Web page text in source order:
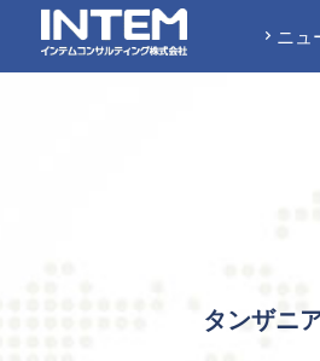
ニュ
タンザニ